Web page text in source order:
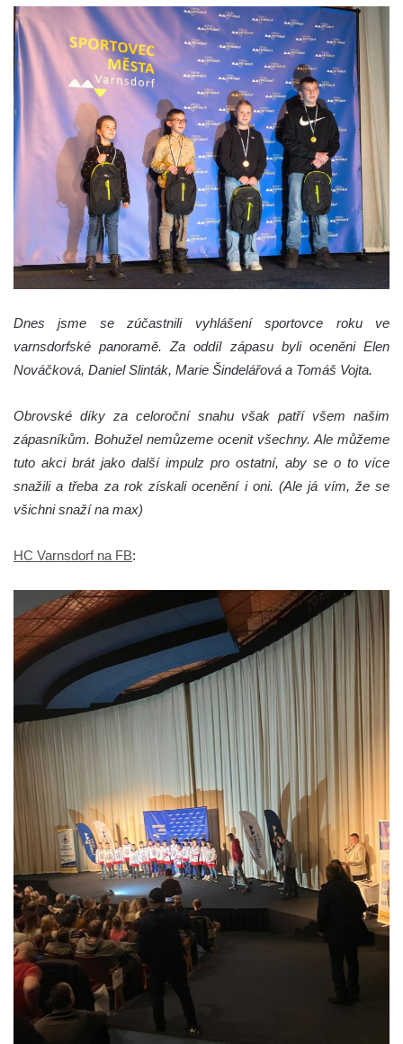
Dnes jsme se zúčastnili vyhlášení sportovce roku ve
varnsdorfské panoramě. Za oddíl zápasu byli oceněni Elen
Nováčková, Daniel Slinták, Marie Šindelářová a Tomáš Vojta.
Obrovské díky za celoroční snahu však patří všem našim
zápasníkům. Bohužel nemůzeme ocenit všechny. Ale můžeme
tuto akci brát jako další impulz pro ostatní, aby se o to více
snažili a třeba za rok získali ocenění i oni. (Ale já vím, že se
všichni snaží na max)
HC Varnsdorf na FB: